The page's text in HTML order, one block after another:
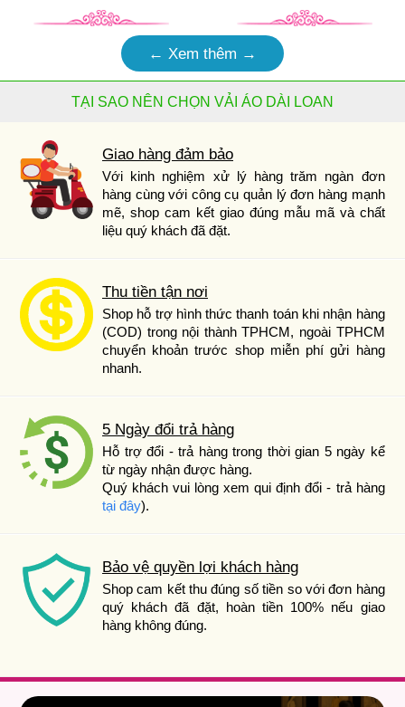
← Xem thêm →
TẠI SAO NÊN CHỌN VẢI ÁO DÀI LOAN
Giao hàng đảm bảo
Với kinh nghiệm xử lý hàng trăm ngàn đơn
hàng cùng với công cụ quản lý đơn hàng mạnh
mẽ, shop cam kết giao đúng mẫu mã và chất
liệu quý khách đã đặt.
Thu tiền tận nơi
Shop hỗ trợ hình thức thanh toán khi nhận hàng
(COD) trong nội thành TPHCM, ngoài TPHCM
chuyển khoản trước shop miễn phí gửi hàng
nhanh.
5 Ngày đổi trả hàng
Hỗ trợ đổi - trả hàng trong thời gian 5 ngày kể
từ ngày nhận được hàng.
Quý khách vui lòng xem qui định đổi - trả hàng
tại đây).
Bảo vệ quyền lợi khách hàng
Shop cam kết thu đúng số tiền so với đơn hàng
quý khách đã đặt, hoàn tiền 100% nếu giao
hàng không đúng.